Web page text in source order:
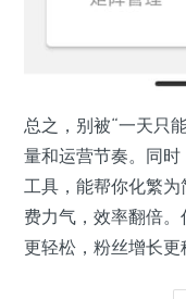
总之，别被“一天只
量和运营节奏。同
工具，能帮你化繁
费力气，效率翻倍
更轻松，粉丝增长更